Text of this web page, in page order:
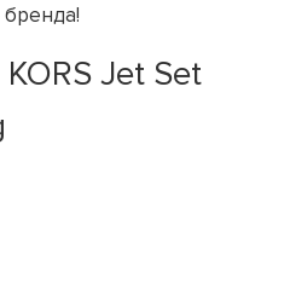
Jet Set